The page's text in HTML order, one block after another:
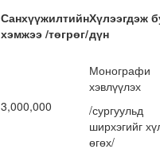
Санхүүжилтийн
хэмжээ /төгрөг/
Хүлээгдэж
дүн
3,000,000
Монографи
хэвлүүлэх
/
ширхэгийг
өгөх/